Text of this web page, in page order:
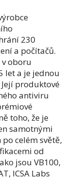
230
a počítačů.
v oboru
let a je jednou
produktové
antiviru
toho, že je
samotnými
celém světě,
od
jsou VB100,
ICSA Labs